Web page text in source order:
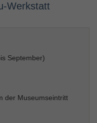
September)
der Museumseintritt